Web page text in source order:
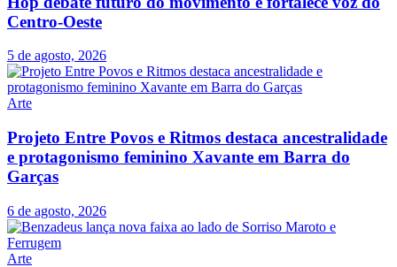
Centro-Oeste
5 de agosto, 2026
Arte
Projeto Entre Povos e Ritmos destaca ancestralidade
e protagonismo feminino Xavante em Barra do
Garças
6 de agosto, 2026
Arte